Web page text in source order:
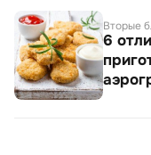
Вторые
6